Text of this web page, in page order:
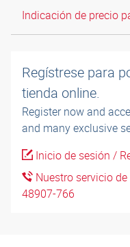
Indicación de precio
Regístrese para
tienda online.
Register now and
and many exclusive
Inicio de sesión /
Nuestro servicio
48907-766